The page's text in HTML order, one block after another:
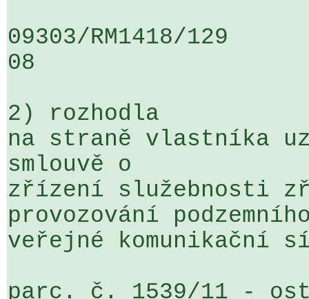
09303/RM1418/
08
2) rozhodla
na straně vlastníka
smlouvě o
zřízení služebnosti
provozování
veřejné komunikační
parc. č. 1539/11 -